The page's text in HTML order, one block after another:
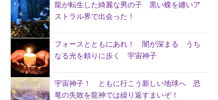
龍が転生した綺麗な男の子 黒い蝶を纏いア
ストラル界で出会った！
フォースとともにあれ！ 闇が深まる うち
なる光を頼りに歩く 宇宙神子
宇宙神子！ ともに行こう新しい地球へ 恐
竜の失敗を龍神では繰り返すまいぞ！